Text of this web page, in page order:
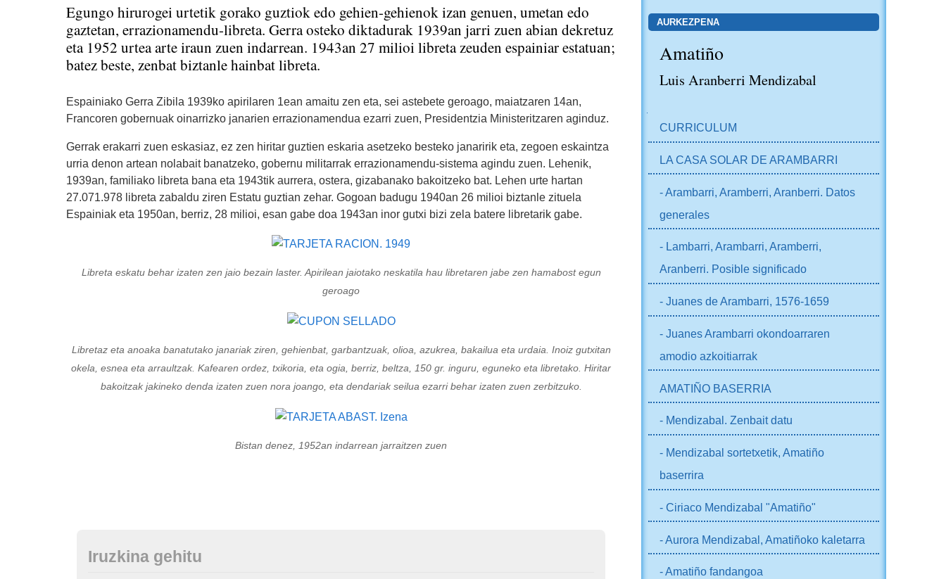
Egungo hirurogei urtetik gorako guztiok edo gehien-gehienok izan genuen, umetan edo
gaztetan, errazionamendu-libreta. Gerra osteko diktadurak 1939an jarri zuen abian dekretuz
eta 1952 urtea arte iraun zuen indarrean. 1943an 27 milioi libreta zeuden espainiar estatuan;
batez beste, zenbat biztanle hainbat libreta.
Espainiako Gerra Zibila 1939ko apirilaren 1ean amaitu zen eta, sei astebete geroago, maiatzaren 14an,
Francoren gobernuak oinarrizko janarien errazionamendua ezarri zuen, Presidentzia Ministeritzaren aginduz.
Gerrak erakarri zuen eskasiaz, ez zen hiritar guztien eskaria asetzeko besteko janaririk eta, zegoen eskaintza
urria denon artean nolabait banatzeko, gobernu militarrak errazionamendu-sistema agindu zuen. Lehenik,
1939an, familiako libreta bana eta 1943tik aurrera, ostera, gizabanako bakoitzeko bat. Lehen urte hartan
27.071.978 libreta zabaldu ziren Estatu guztian zehar. Gogoan badugu 1940an 26 milioi biztanle zituela
Espainiak eta 1950an, berriz, 28 milioi, esan gabe doa 1943an inor gutxi bizi zela batere libretarik gabe.
Libreta eskatu behar izaten zen jaio bezain laster. Apirilean jaiotako neskatila hau libretaren jabe zen hamabost egun
geroago
Libretaz eta anoaka banatutako janariak ziren, gehienbat, garbantzuak, olioa, azukrea, bakailua eta urdaia. Inoiz gutxitan
okela, esnea eta arraultzak. Kafearen ordez, txikoria, eta ogia, berriz, beltza, 150 gr. inguru, eguneko eta libretako. Hiritar
bakoitzak jakineko denda izaten zuen nora joango, eta dendariak seilua ezarri behar izaten zuen zerbitzuko.
Bistan denez, 1952an indarrean jarraitzen zuen
Iruzkina gehitu
AURKEZPENA
Amatiño
Luis Aranberri Mendizabal
CURRICULUM
LA CASA SOLAR DE ARAMBARRI
- Arambarri, Aramberri, Aranberri. Datos
generales
- Lambarri, Arambarri, Aramberri,
Aranberri. Posible significado
- Juanes de Arambarri, 1576-1659
- Juanes Arambarri okondoarraren
amodio azkoitiarrak
AMATIÑO BASERRIA
- Mendizabal. Zenbait datu
- Mendizabal sortetxetik, Amatiño
baserrira
- Ciriaco Mendizabal "Amatiño"
- Aurora Mendizabal, Amatiñoko kaletarra
- Amatiño fandangoa